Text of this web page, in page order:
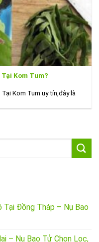
Kom Tum?
Kom Tum uy tín,đây là
Tại Đồng Tháp – Nụ Bao
– Nụ Bao Tử Chọn Lọc,